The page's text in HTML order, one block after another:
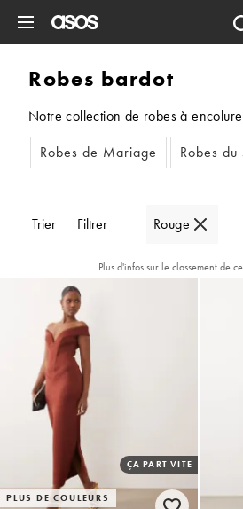
Robes bardot
Notre collection de robes à
Robes de Mariage
Robes du
Trier Filtrer Rouge
Plus d'infos sur le classement de
PLUS DE COULEURS
ÇA PART VITE